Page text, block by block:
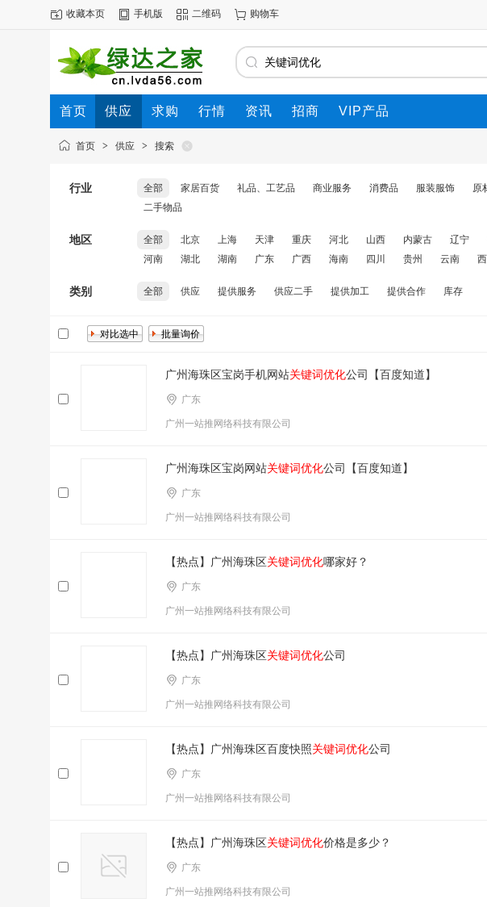
收藏本页 手机版 二维码 购物车
首页 供应 求购 行情 资讯 招商 VIP产品
首页 > 供应 > 搜索
行业 全部 家居百货 礼品、工艺品 商业服务 消费品 服装服饰 原
二手物品
地区 全部 北京 上海 天津 重庆 河北 山西 内蒙古 辽宁
河南
湖北 湖南 广东 广西 海南 四川 贵州 云南
类别 全部 供应 提供服务 供应二手 提供加工 提供合作 库存
广州海珠区宝岗手机网站关键词优化公司【百度知道】
广东
广州一站推网络科技有限公司
广州海珠区宝岗网站关键词优化公司【百度知道】
广东
广州一站推网络科技有限公司
【热点】广州海珠区关键词优化哪家好？
广东
广州一站推网络科技有限公司
【热点】广州海珠区关键词优化公司
广东
广州一站推网络科技有限公司
【热点】广州海珠区百度快照关键词优化公司
广东
广州一站推网络科技有限公司
【热点】广州海珠区关键词优化价格是多少？
广东
广州一站推网络科技有限公司